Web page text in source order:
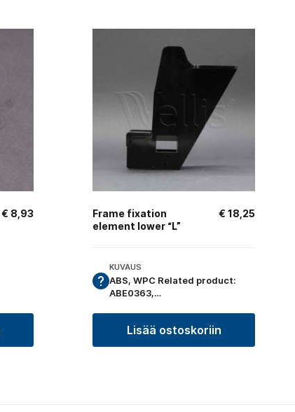
€ 8,93
Frame fixation
element lower “L”
€ 18,25
KUVAUS
ABS, WPC Related product:
ABE0363,…
Lisää ostoskoriin